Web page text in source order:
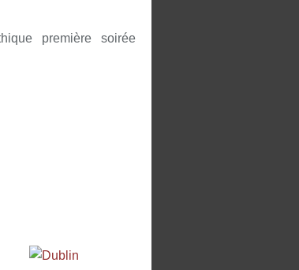
première soirée